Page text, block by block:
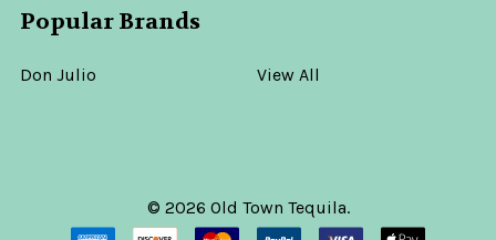
Popular Brands
Don Julio View All
© 2026 Old Town Tequila.